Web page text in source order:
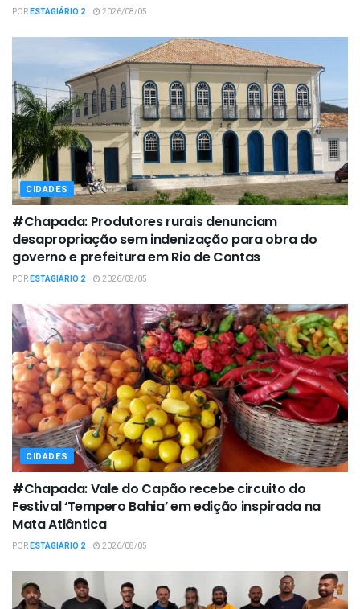
PORESTAGIÁRIO 2 2026/08/05
CIDADES
#Chapada: Produtores rurais denunciam
desapropriação sem indenização para obra do
governo e prefeitura em Rio de Contas
PORESTAGIÁRIO 2 2026/08/05
CIDADES
#Chapada: Vale do Capão recebe circuito do
Festival ‘Tempero Bahia’ em edição inspirada na
Mata Atlântica
PORESTAGIÁRIO 2 2026/08/05